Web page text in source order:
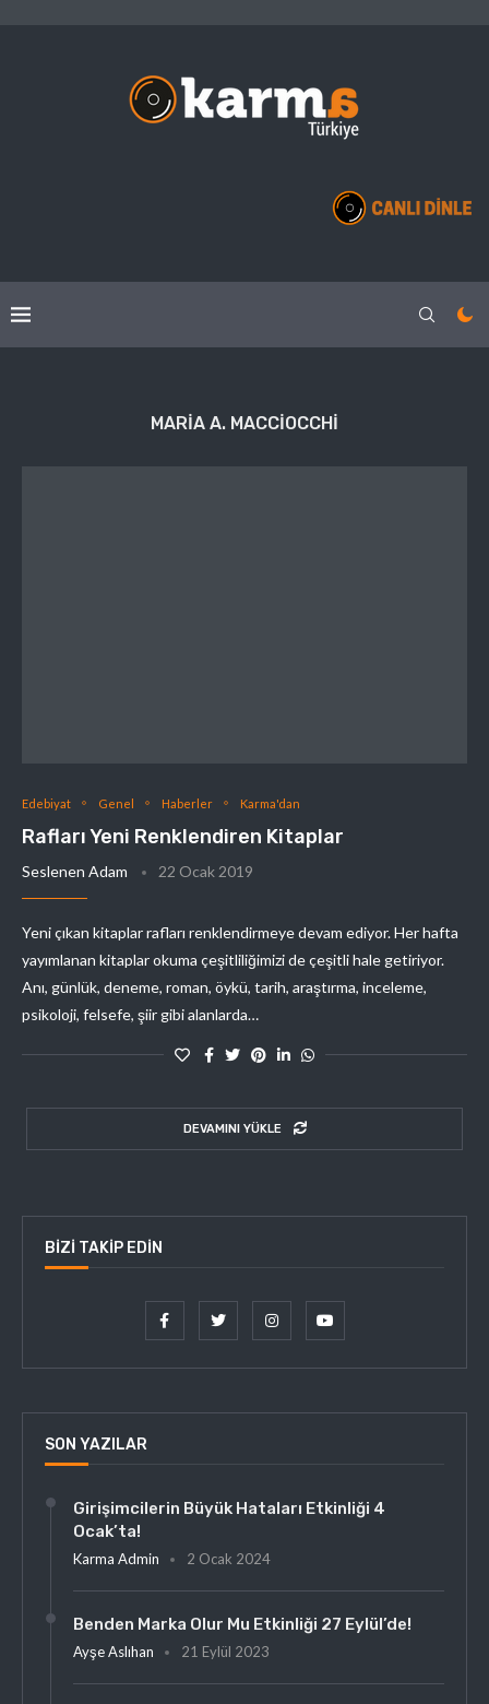
MARIA A. MACCIOCCHI
Edebiyat Genel Haberler Karma'dan
Rafları Yeni Renklendiren Kitaplar
Seslenen Adam 22 Ocak 2019
Yeni çıkan kitaplar rafları renklendirmeye devam ediyor. Her hafta
yayımlanan kitaplar okuma çeşitliliğimizi de çeşitli hale getiriyor.
Anı, günlük, deneme, roman, öykü, tarih, araştırma, inceleme,
psikoloji, felsefe, şiir gibi alanlarda…
DEVAMINI YÜKLE
BIZI TAKIP EDIN
SON YAZILAR
Girişimcilerin Büyük Hataları Etkinliği 4
Ocak’ta!
Karma Admin 2 Ocak 2024
Benden Marka Olur Mu Etkinliği 27 Eylül’de!
Ayşe Aslıhan 21 Eylül 2023